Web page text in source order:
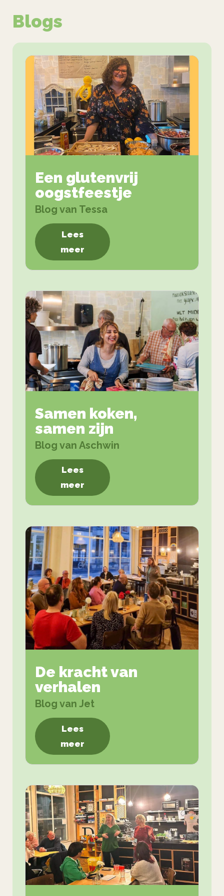
Blogs
Een glutenvrij
oogstfeestje
Blog van Tessa
Lees
meer
Samen koken,
samen zijn
Blog van Aschwin
Lees
meer
De kracht van
verhalen
Blog van Jet
Lees
meer